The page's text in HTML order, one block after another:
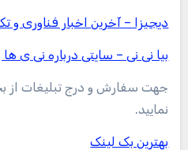
دیجیزا – آخرین اخبار فناوری و
بیا نی نی – سایتی درباره نی ی
جهت سفارش و درج تبلیغات
نمایید.
بهترین بک لینک